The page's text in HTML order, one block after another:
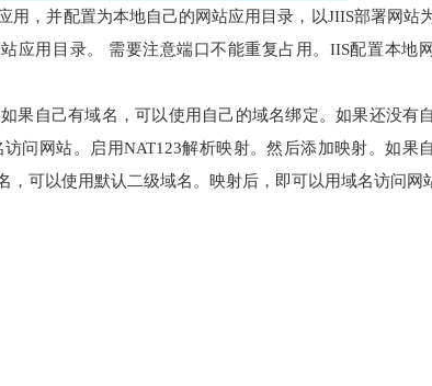
用，并配置为本地自己的网站应用目录，以JIIS部署网站
应用目录。 需要注意端口不能重复占用。IIS配置本地
果自己有域名，可以使用自己的域名绑定。如果还没有
问网站。
启用NAT123解析映射。然后添加映射。如果
可以使用默认二级域名。映射后，即可以用域名访问网